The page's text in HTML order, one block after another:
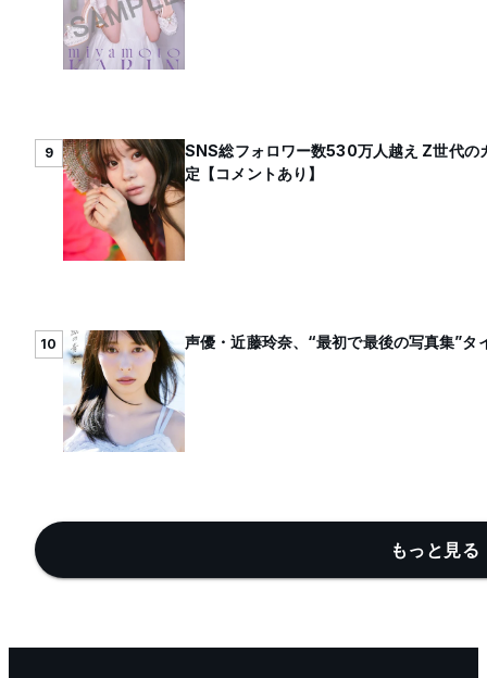
9
SNS総フォロワー数530万人越え Z世代の
定【コメントあり】
10 声優・近藤玲奈、“最初で最後の写真集”
もっと見る